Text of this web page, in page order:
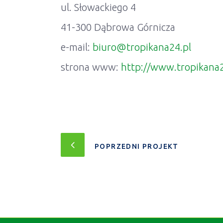
ul. Słowackiego 4
41-300 Dąbrowa Górnicza
e-mail: biuro@tropikana24.pl
strona www: http://
POPRZEDNI PROJEKT